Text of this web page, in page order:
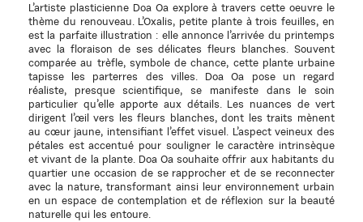
L’artiste plasticienne Doa Oa explore à travers cette oeuvre le
thème du renouveau. L’Oxalis, petite plante à trois feuilles, en
est la parfaite illustration : elle annonce l’arrivée du printemps
avec la floraison de ses délicates fleurs blanches. Souvent
comparée au trèfle, symbole de chance, cette plante urbaine
tapisse les parterres des villes. Doa Oa pose un regard
réaliste, presque scientifique, se manifeste dans le soin
particulier qu’elle apporte aux détails. Les nuances de vert
dirigent l’œil vers les fleurs blanches, dont les traits mènent
au cœur jaune, intensifiant l’effet visuel. L’aspect veineux des
pétales est accentué pour souligner le caractère intrinsèque
et vivant de la plante. Doa Oa souhaite offrir aux habitants du
quartier une occasion de se rapprocher et de se reconnecter
avec la nature, transformant ainsi leur environnement urbain
en un espace de contemplation et de réflexion sur la beauté
naturelle qui les entoure.